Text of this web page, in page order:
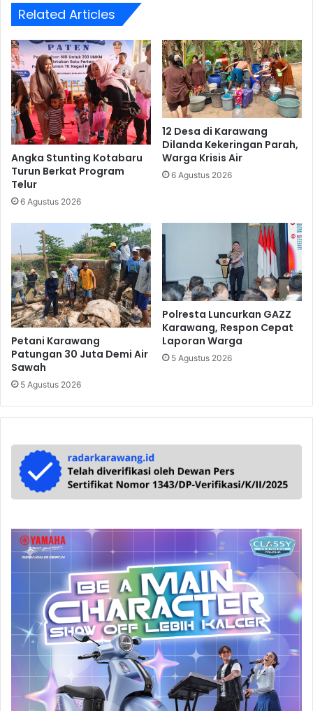
Related Articles
Angka Stunting Kotabaru
Turun Berkat Program
Telur
6 Agustus 2026
12 Desa di Karawang
Dilanda Kekeringan Parah,
Warga Krisis Air
6 Agustus 2026
Petani Karawang
Patungan 30 Juta Demi Air
Sawah
5 Agustus 2026
Polresta Luncurkan GAZZ
Karawang, Respon Cepat
Laporan Warga
5 Agustus 2026